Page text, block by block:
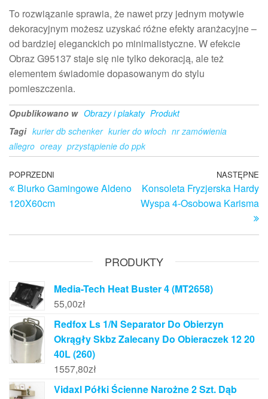
To rozwiązanie sprawia, że nawet przy jednym motywie
dekoracyjnym możesz uzyskać różne efekty aranżacyjne –
od bardziej eleganckich po minimalistyczne. W efekcie
Obraz G95137 staje się nie tylko dekoracją, ale też
elementem świadomie dopasowanym do stylu
pomieszczenia.
Opublikowano w Obrazy i plakaty Produkt
Tagi kurier db schenker kurier do włoch nr zamówienia
allegro oreay przystąpienie do ppk
Nawigacja
wpisu
Poprzedni
wpis
POPRZEDNI
Biurko Gamingowe Aldeno
120X60cm
NASTĘPNE
Konsoleta Fryzjerska Hardy
Wyspa 4-Osobowa Karisma
PRODUKTY
Media-Tech Heat Buster 4 (MT2658)
55,00zł
Redfox Ls 1/N Separator Do Obierzyn
Okrągły Skbz Zalecany Do Obieraczek 12 20
40L (260)
1557,80zł
Vidaxl Półki Ścienne Narożne 2 Szt. Dąb